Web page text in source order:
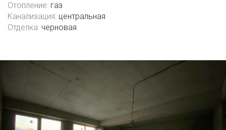
Отопление: газ
Канализация: центральная
Отделка: черновая